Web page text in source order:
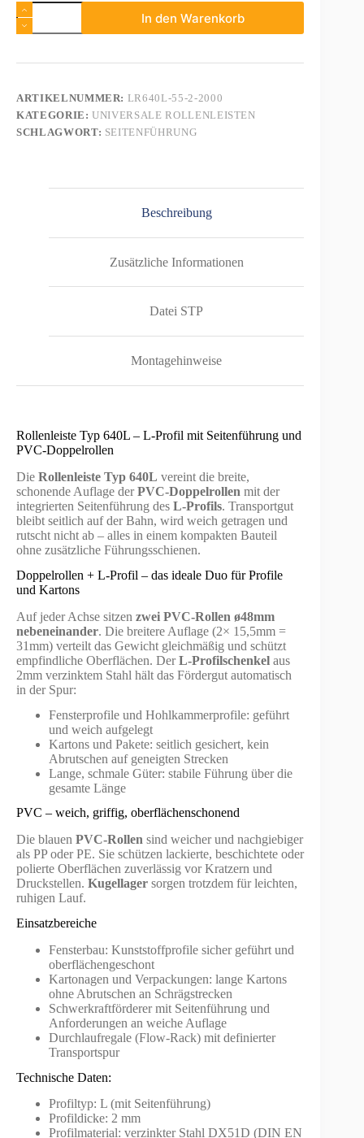
Rollenleiste
Typ
640L
L-
Seitenführung,
Doppelrollen
PVC
In den Warenkorb
ARTIKELNUMMER: LR640L-55-2-2000
KATEGORIE:UNIVERSALE ROLLENLEISTEN
SCHLAGWORT: SEITENFÜHRUNG
Beschreibung
Zusätzliche Informationen
Datei STP
Montagehinweise
Rollenleiste Typ 640L – L-Profil mit Seitenführung und
PVC-Doppelrollen
Die Rollenleiste Typ 640L vereint die breite,
schonende Auflage derPVC-Doppelrollen mit der
integrierten Seitenführung des L-Profils. Transportgut
bleibt seitlich auf der Bahn, wird weich getragen und
rutscht nicht ab – alles in einem kompakten Bauteil
ohne zusätzliche Führungsschienen.
Doppelrollen + L-Profil – das ideale Duo für Profile
und Kartons
Auf jeder Achse sitzen zwei PVC-Rollen ø48mm
nebeneinander. Die breitere Auflage (2× 15,5mm =
31mm) verteilt das Gewicht gleichmäßig und schützt
empfindliche Oberflächen. DerL-Profilschenkel aus
2mm verzinktem Stahl hält das Fördergut automatisch
in der Spur:
Fensterprofile und Hohlkammerprofile: geführt
und weich aufgelegt
Kartons und Pakete: seitlich gesichert, kein
Abrutschen auf geneigten Strecken
Lange, schmale Güter: stabile Führung über die
gesamte Länge
PVC – weich, griffig, oberflächenschonend
Die blauen PVC-Rollen sind weicher und nachgiebiger
als PP oder PE. Sie schützen lackierte, beschichtete oder
polierte Oberflächen zuverlässig vor Kratzern und
Druckstellen. Kugellager sorgen trotzdem für leichten,
ruhigen Lauf.
Einsatzbereiche
Fensterbau: Kunststoffprofile sicher geführt und
oberflächengeschont
Kartonagen und Verpackungen: lange Kartons
ohne Abrutschen an Schrägstrecken
Schwerkraftförderer mit Seitenführung und
Anforderungen an weiche Auflage
Durchlaufregale (Flow-Rack) mit definierter
Transportspur
Technische Daten:
Profiltyp: L (mit Seitenführung)
Profildicke: 2 mm
Profilmaterial: verzinkter Stahl DX51D (DIN EN